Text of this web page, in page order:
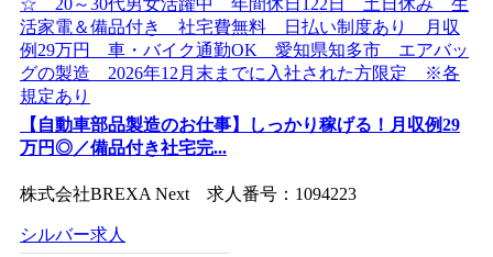
【自動車部品製造のお仕事】しっかり稼げる！月収例29
万円◎／備品付き社宅完...
株式会社BREXA Next 求人番号：1094223
シルバー求人